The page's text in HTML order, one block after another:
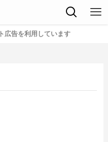
広告を利用しています